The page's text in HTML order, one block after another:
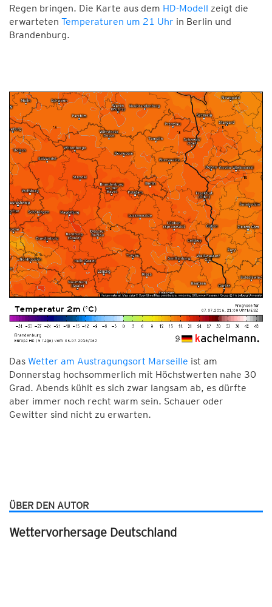
Regen bringen. Die Karte aus dem HD-Modell zeigt die
erwarteten Temperaturen um 21 Uhr in Berlin und
Brandenburg.
Das Wetter am Austragungsort Marseille ist am
Donnerstag hochsommerlich mit Höchstwerten nahe 30
Grad. Abends kühlt es sich zwar langsam ab, es dürfte
aber immer noch recht warm sein. Schauer oder
Gewitter sind nicht zu erwarten.
ÜBER DEN AUTOR
Wettervorhersage Deutschland